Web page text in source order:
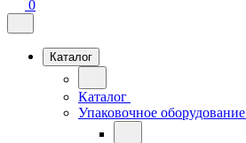
0
Каталог
Каталог
Упаковочное оборудование